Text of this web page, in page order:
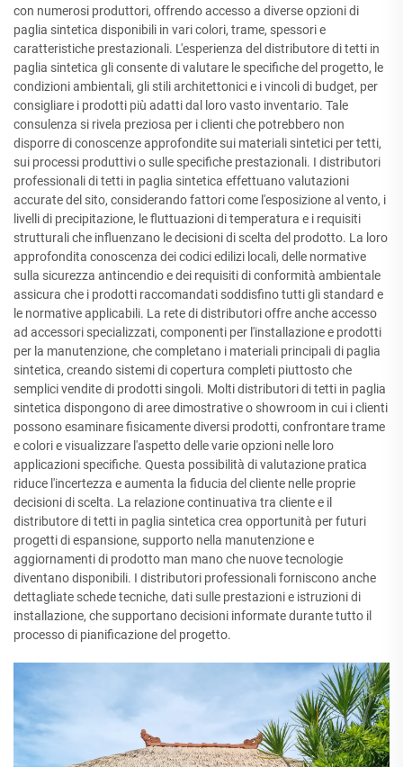
con numerosi produttori, offrendo accesso a diverse opzioni di
paglia sintetica disponibili in vari colori, trame, spessori e
caratteristiche prestazionali. L'esperienza del distributore di tetti in
paglia sintetica gli consente di valutare le specifiche del progetto, le
condizioni ambientali, gli stili architettonici e i vincoli di budget, per
consigliare i prodotti più adatti dal loro vasto inventario. Tale
consulenza si rivela preziosa per i clienti che potrebbero non
disporre di conoscenze approfondite sui materiali sintetici per tetti,
sui processi produttivi o sulle specifiche prestazionali. I distributori
professionali di tetti in paglia sintetica effettuano valutazioni
accurate del sito, considerando fattori come l'esposizione al vento, i
livelli di precipitazione, le fluttuazioni di temperatura e i requisiti
strutturali che influenzano le decisioni di scelta del prodotto. La loro
approfondita conoscenza dei codici edilizi locali, delle normative
sulla sicurezza antincendio e dei requisiti di conformità ambientale
assicura che i prodotti raccomandati soddisfino tutti gli standard e
le normative applicabili. La rete di distributori offre anche accesso
ad accessori specializzati, componenti per l'installazione e prodotti
per la manutenzione, che completano i materiali principali di paglia
sintetica, creando sistemi di copertura completi piuttosto che
semplici vendite di prodotti singoli. Molti distributori di tetti in paglia
sintetica dispongono di aree dimostrative o showroom in cui i clienti
possono esaminare fisicamente diversi prodotti, confrontare trame
e colori e visualizzare l'aspetto delle varie opzioni nelle loro
applicazioni specifiche. Questa possibilità di valutazione pratica
riduce l'incertezza e aumenta la fiducia del cliente nelle proprie
decisioni di scelta. La relazione continuativa tra cliente e il
distributore di tetti in paglia sintetica crea opportunità per futuri
progetti di espansione, supporto nella manutenzione e
aggiornamenti di prodotto man mano che nuove tecnologie
diventano disponibili. I distributori professionali forniscono anche
dettagliate schede tecniche, dati sulle prestazioni e istruzioni di
installazione, che supportano decisioni informate durante tutto il
processo di pianificazione del progetto.